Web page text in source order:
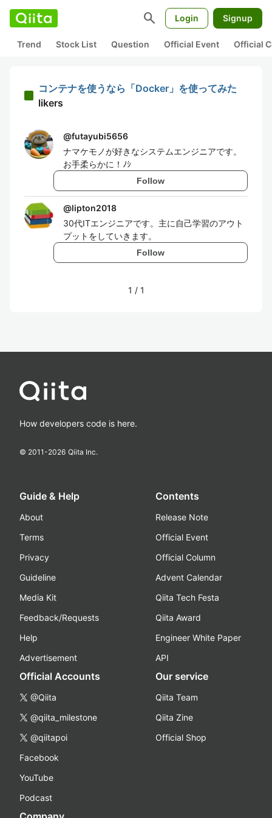
search Login Signup
Trend Stock List Question Official Event Official
コンテナを使うなら「Docker」を使ってみた
likers
@futayubi5656
ナマケモノが好きなシステムエンジニアです。
お手柔らかに！ﾉｼ
Follow
@lipton2018
30代ITエンジニアです。主に自己学習のアウト
プットをしていきます。
Follow
1 / 1
How developers code is here.
© 2011-2026 Qiita Inc.
Guide & Help
About
Terms
Privacy
Guideline
Media Kit
Feedback/Requests
Help
Advertisement
Contents
Release Note
Official Event
Official Column
Advent Calendar
Qiita Tech Festa
Qiita Award
Engineer White Paper
API
Official Accounts
@Qiita
@qiita_milestone
@qiitapoi
Facebook
YouTube
Podcast
Our service
Qiita Team
Qiita Zine
Official Shop